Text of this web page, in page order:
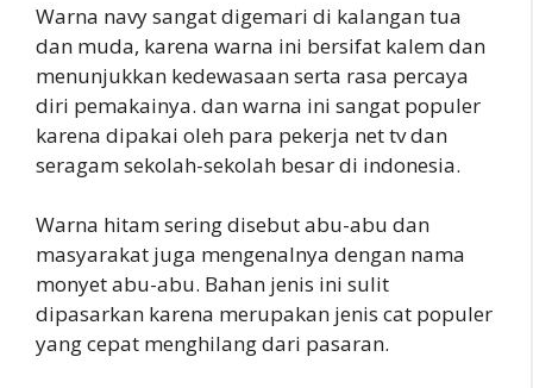
Warna navy sangat digemari di kalangan tua
dan muda, karena warna ini bersifat kalem dan
menunjukkan kedewasaan serta rasa percaya
diri pemakainya. dan warna ini sangat populer
karena dipakai oleh para pekerja net tv dan
seragam sekolah-sekolah besar di indonesia.
Warna hitam sering disebut abu-abu dan
masyarakat juga mengenalnya dengan nama
monyet abu-abu. Bahan jenis ini sulit
dipasarkan karena merupakan jenis cat populer
yang cepat menghilang dari pasaran.